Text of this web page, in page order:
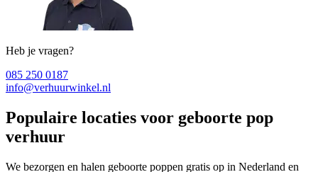
Heb je vragen?
085 250 0187
info@verhuurwinkel.nl
Populaire locaties voor geboorte pop
verhuur
We bezorgen en halen geboorte poppen gratis op in Nederland en